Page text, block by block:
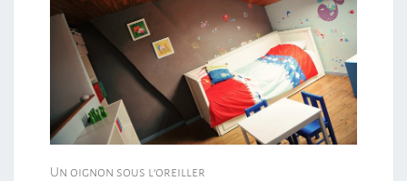
Un oignon sous l’oreiller